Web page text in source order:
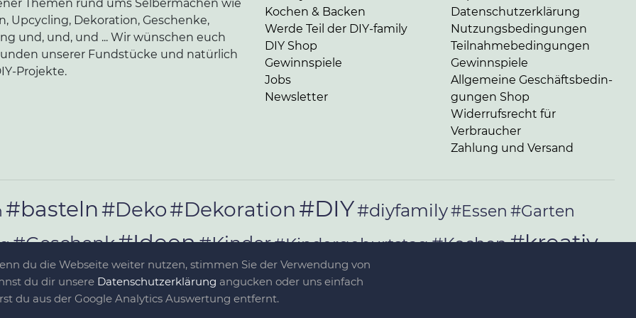
Themen rund ums Selbermachen wie
Upcycling, Dekoration, Geschenke,
und, und, und ... Wir wünschen euch
unserer Fundstücke und natürlich
Projekte.
Kochen & Backen
Werde Teil der DIY-family
DIY Shop
Gewinnspiele
Jobs
Newsletter
Da­ten­schutz­er­klä­rung
Nut­zungs­be­din­gun­gen
Teil­nah­me­be­din­gun­gen
Gewinnspiele
Allgemeine Ge­schäfts­be­din­
gun­gen Shop
Widerrufsrecht für
Verbraucher
Zahlung und Versand
#basteln#Deko#Dekoration #DIY#diyfamily#Essen #Garten
#Geschenk#Ideen#Kinder#Kindergeburtstag#Kochen#kreativ
#Lecker#nähen#Rezept #Rezept-Ideen
#Selbermachen#selber_nähen
du die Webseite weiter nutzen, stimmen Sie der Verwendung von
du dir unsere Da­ten­schutz­er­klä­rung angucken oder uns einfach
du aus der Google Analytics Auswertung entfernt.